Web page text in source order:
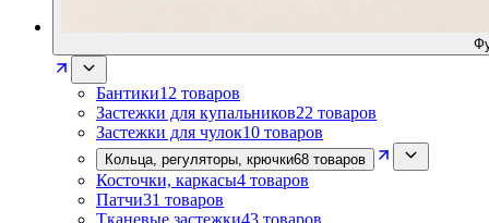
Бантики12 товаров
Застежки для купальников22 товаров
Застежки для чулок10 товаров
Кольца, регуляторы, крючки68 товаров
Косточки, каркасы4 товаров
Патчи31 товаров
Тканевые застежки43 товаров